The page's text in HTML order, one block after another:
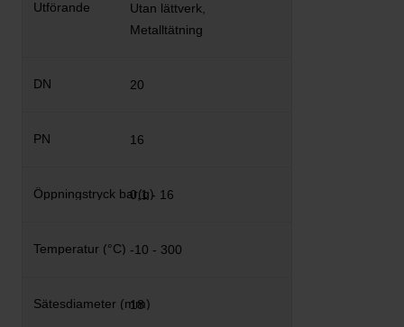
Utan lättverk,
Metalltätning
20
16
0,1 - 16
-10 - 300
18